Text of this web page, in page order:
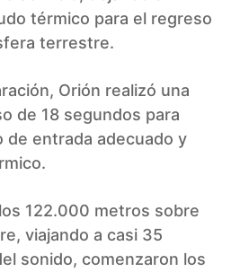
térmico para el regreso
terrestre.
Orión realizó una
de 18 segundos para
de entrada adecuado y
122.000 metros sobre
viajando a casi 35
sonido, comenzaron los